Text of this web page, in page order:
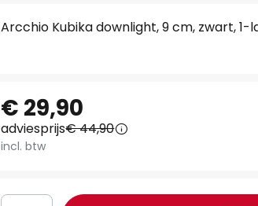
Arcchio Kubika downlight, 9 cm, zwart,
€ 29,90
adviesprijs€ 44,90
incl. btw